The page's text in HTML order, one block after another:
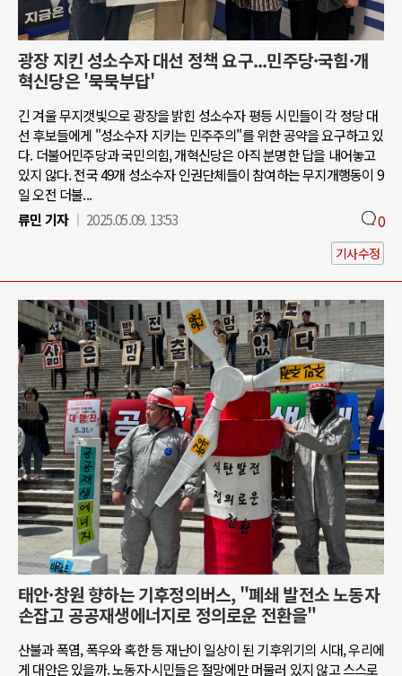
광장 지킨 성소수자 대선 정책 요구...민주당·국힘·개
혁신당은 '묵묵부답'
긴 겨울 무지갯빛으로 광장을 밝힌 성소수자 평등 시민들이 각 정당 대
선 후보들에게 "성소수자 지키는 민주주의"를 위한 공약을 요구하고 있
다. 더불어민주당과 국민의힘, 개혁신당은 아직 분명한 답을 내어놓고
있지 않다. 전국 49개 성소수자 인권단체들이 참여하는 무지개행동이 9
일 오전 더불...
류민 기자
2025.05.09. 13:53 0
기사수정
태안·창원 향하는 기후정의버스, "폐쇄 발전소 노동자
손잡고 공공재생에너지로 정의로운 전환을"
산불과 폭염, 폭우와 혹한 등 재난이 일상이 된 기후위기의 시대, 우리에
게 대안은 있을까. 노동자·시민들은 절망에만 머물러 있지 않고 스스로